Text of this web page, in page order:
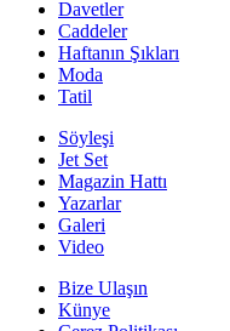
Davetler
Caddeler
Haftanın Şıkları
Moda
Tatil
Söyleşi
Jet Set
Magazin Hattı
Yazarlar
Galeri
Video
Bize Ulaşın
Künye